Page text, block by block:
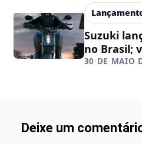
Suzuki
no Brasil;
30 DE MAIO
Deixe um